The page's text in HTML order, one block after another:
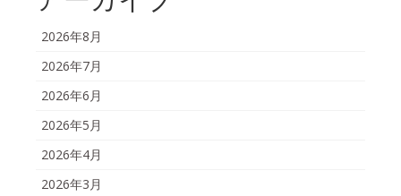
2026年8月
2026年7月
2026年6月
2026年5月
2026年4月
2026年3月